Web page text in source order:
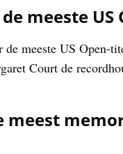
meeste
de meeste US
Court de
meest